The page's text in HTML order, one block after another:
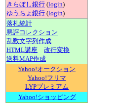
きらぼし銀行 (login)
ゆうちょ銀行 (login)
落札統計
悪評コレクション
乱数文字列作成
HTML講座
改行変換
送料MAP作成
Yahoo!オークション
Yahoo!フリマ
LYPプレミアム
Yahoo!ショッピング